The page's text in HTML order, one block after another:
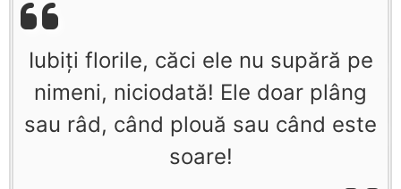
Iubiţi florile, căci ele nu supără pe
nimeni, niciodată! Ele doar plâng
sau râd, când plouă sau când este
soare!